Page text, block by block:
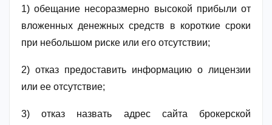
1) обещание несоразмерно высокой прибыли от
вложенных денежных средств в короткие сроки
при небольшом риске или его отсутствии;
2) отказ предоставить информацию о лицензии
или ее отсутствие;
3) отказ назвать адрес сайта брокерской